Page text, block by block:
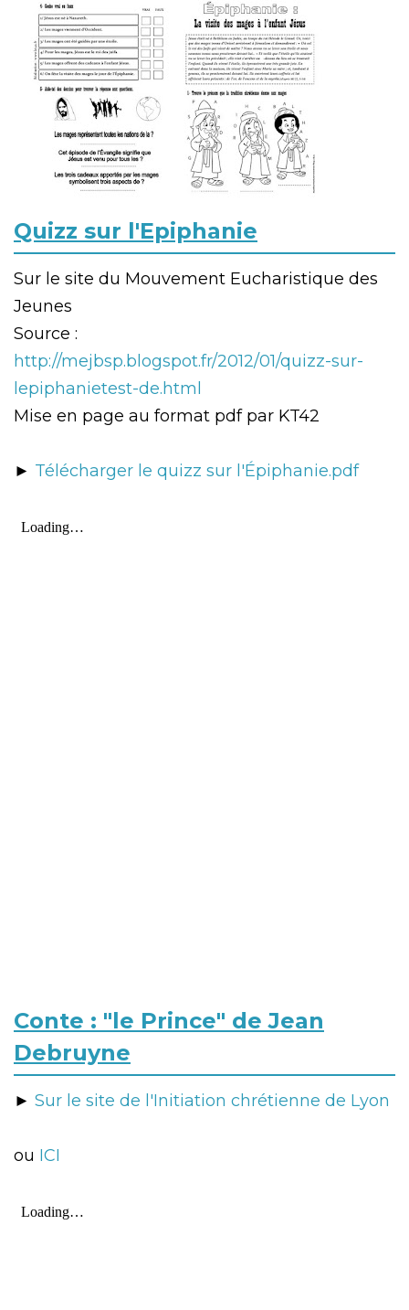
Quizz sur l'Epiphanie
Sur le site du Mouvement Eucharistique des
Jeunes
Source :
http://mejbsp.blogspot.fr/2012/01/quizz-sur-
lepiphanietest-de.html
Mise en page au format pdf par KT42
► Télécharger le quizz sur l'Épiphanie.pdf
Conte : "le Prince" de Jean
Debruyne
► Sur le site de l'Initiation chrétienne de Lyon
ou ICI